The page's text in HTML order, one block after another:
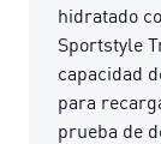
hidratado
Sportstyle
capacidad
para
prueba de